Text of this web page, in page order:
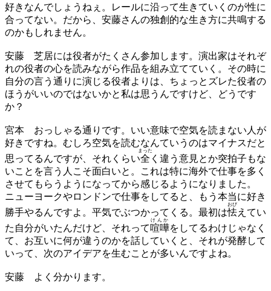
好きなんでしょうねぇ。レールに沿って生きていくのが性に
合ってない。だから、安藤さんの独創的な生き方に共鳴する
のかもしれません。
安藤 芝居には役者がたくさん参加します。演出家はそれぞ
れの役者の心を読みながら作品を組み立てていく。その時に
自分の言う通りに演じる役者よりは、ちょっとズレた役者の
ほうがいいのではないかと私は思うんですけど、どうです
か？
宮本 おっしゃる通りです。いい意味で空気を読まない人が
好きですね。むしろ空気を読むなんていうのはマイナスだと
思ってるんですが、それくらい全
まった
く違う意見とか突拍子もな
いことを言う人こそ面白いと。これは特に海外で仕事を多く
させてもらうようになってから感じるようになりました。
ニューヨークやロンドンで仕事をしてると、もう本当に好き
勝手やるんですよ。平気でぶつかってくる。最初は怯
おび
えてい
た自分がいたんだけど、それって喧嘩
けんか
をしてるわけじゃなく
て、お互いに何が違うのかを話していくと、それが発酵して
いって、次のアイデアを生むことが多いんですよね。
安藤 よく分かります。